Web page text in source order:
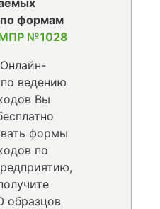
формам
МПР №1028
ведению
Вы
формы
по
образцов